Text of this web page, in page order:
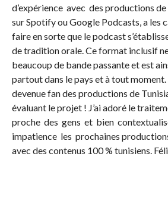
d’expérience avec des productions
sur Spotify ou Google Podcasts, a les
faire en sorte que le podcast
de tradition orale. Ce format inclusif
beaucoup de bande passante et est
partout dans le pays et à tout moment.
devenue fan des productions de
évaluant le projet ! J’ai adoré le
proche des gens et bien
impatience les prochaines
avec des contenus 100 % tunisiens.